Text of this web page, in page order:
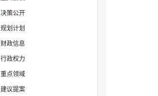
决策公开
规划计划
财政信息
行政权力
重点领域
建议提案